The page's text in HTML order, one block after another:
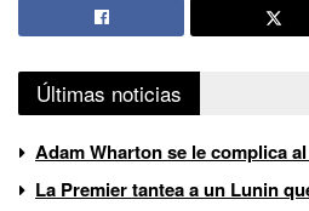
Últimas noticias
Adam Wharton se le complica
La Premier tantea a un Lunin